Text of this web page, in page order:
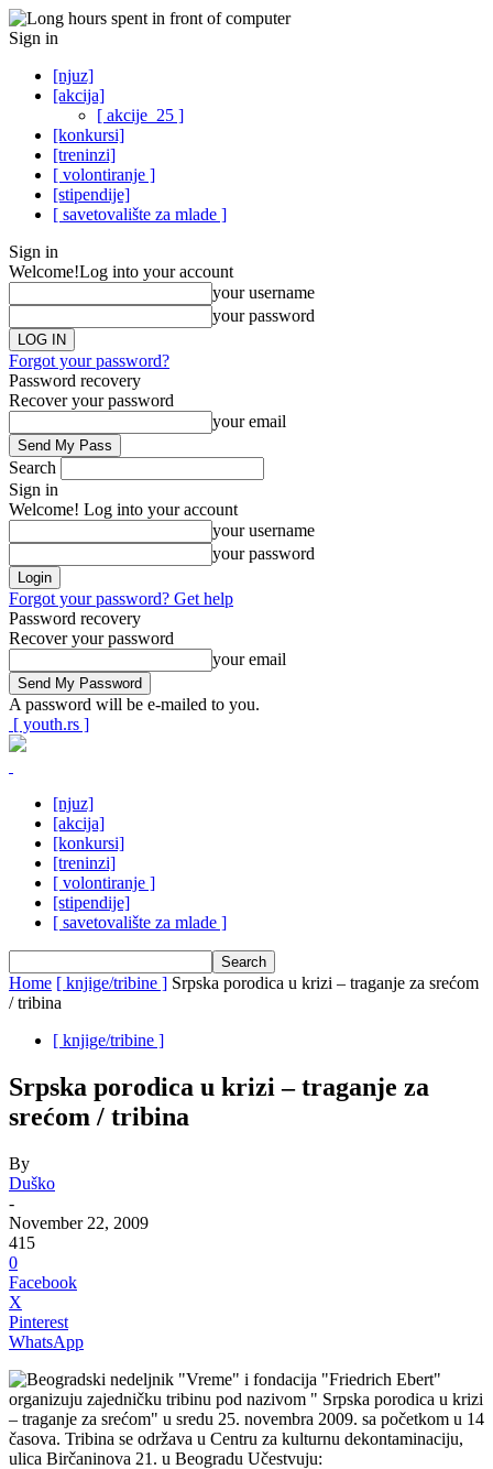
Sign in
[njuz]
[akcija]
[ akcije_25 ]
[konkursi]
[treninzi]
[ volontiranje ]
[stipendije]
[ savetovalište za mlade ]
Sign in
Welcome!Log into your account
your username
your password
Forgot your password?
Password recovery
Recover your password
your email
Search
Sign in
Welcome! Log into your account
your username
your password
Forgot your password? Get help
Password recovery
Recover your password
your email
A password will be e-mailed to you.
[ youth.rs ]
[njuz]
[akcija]
[konkursi]
[treninzi]
[ volontiranje ]
[stipendije]
[ savetovalište za mlade ]
Home [ knjige/tribine ] Srpska porodica u krizi – traganje za srećom
/ tribina
[ knjige/tribine ]
Srpska porodica u krizi – traganje za
srećom / tribina
By
Duško
-
November 22, 2009
415
0
Facebook
X
Pinterest
WhatsApp
Beogradski nedeljnik "Vreme" i fondacija "Friedrich Ebert"
organizuju zajedničku tribinu pod nazivom " Srpska porodica u krizi
– traganje za srećom" u sredu 25. novembra 2009. sa početkom u 14
časova. Tribina se održava u Centru za kulturnu dekontaminaciju,
ulica Birčaninova 21. u Beogradu Učestvuju: